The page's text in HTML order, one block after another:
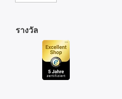
รางวัล